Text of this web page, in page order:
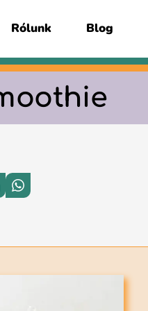
Rólunk Blog